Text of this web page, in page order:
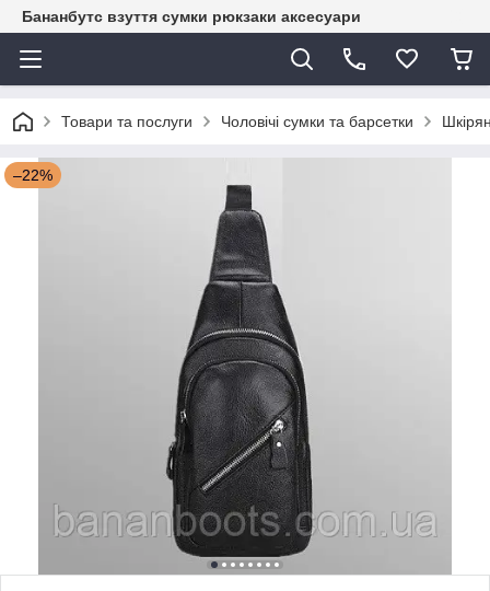
Бананбутс взуття сумки рюкзаки аксесуари
Товари та послуги Чоловічі сумки та барсетки
–22%